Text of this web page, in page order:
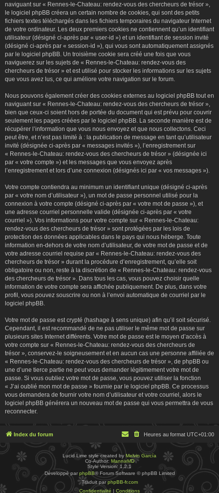
naviguant sur « Rennes-le-Chateau: rendez-vous des chercheurs de trésor »,
le logiciel phpBB créera un certain nombre de cookies, qui sont des petits
fichiers textes téléchargés dans les fichiers temporaires du navigateur Internet
de votre ordinateur. Les deux premiers cookies ne contiennent qu’un identifiant
utilisateur (désigné ci-après par « user-id ») et un identifiant de session invité
(désigné ci-après par « session-id »), qui vous sont automatiquement assignés
par le logiciel phpBB. Un troisième cookie sera créé une fois que vous
naviguerez sur les sujets de « Rennes-le-Chateau: rendez-vous des
chercheurs de trésor » et est utilisé pour stocker les informations sur les sujets
que vous avez lus, ce qui améliore votre navigation sur le forum.
Nous pouvons également créer des cookies externes au logiciel phpBB tout en
naviguant sur « Rennes-le-Chateau: rendez-vous des chercheurs de trésor »,
bien que ceux-ci soient hors de portée du document qui est prévu pour couvrir
seulement les pages créées par le logiciel phpBB. La seconde manière est de
récupérer l’information que vous nous envoyez et que nous collectons. Ceci
peut être, et n’est pas limité à : la publication de message en tant qu’utilisateur
invité (désignée ci-après par « messages invités »), l’enregistrement sur
« Rennes-le-Chateau: rendez-vous des chercheurs de trésor » (désignée ici
par « votre compte ») et les messages que vous envoyez après
l’enregistrement et lors d’une connexion (désignés ici par « vos messages »).
Votre compte contiendra au minimum un identifiant unique (désigné ci-après
par « votre nom d’utilisateur »), un mot de passe personnel utilisé pour la
connexion à votre compte (désigné ci-après par « votre mot de passe »), et
une adresse courriel personnelle valide (désignée ci-après par « votre
courriel »). Vos informations pour votre compte sur « Rennes-le-Chateau:
rendez-vous des chercheurs de trésor » sont protégées par les lois de
protection des données applicables dans le pays qui nous héberge. Toute
information en-dehors de votre nom d’utilisateur, de votre mot de passe et de
votre adresse courriel requise par « Rennes-le-Chateau: rendez-vous des
chercheurs de trésor » durant la procédure d’enregistrement, qu’elle soit
obligatoire ou non, reste à la discrétion de « Rennes-le-Chateau: rendez-vous
des chercheurs de trésor ». Dans tous les cas, vous pouvez choisir quelle
information de votre compte sera affichée publiquement. De plus, dans votre
profil, vous pouvez souscrire ou non à l’envoi automatique de courriel par le
logiciel phpBB.
Votre mot de passe est crypté (hashage à sens unique) afin qu’il soit sécurisé.
Cependant, il est recommandé de ne pas utiliser le même mot de passe sur
plusieurs sites Internet différents. Votre mot de passe est le moyen d’accès à
votre compte sur « Rennes-le-Chateau: rendez-vous des chercheurs de
trésor », conservez-le soigneusement et en aucun cas une personne affiliée de
« Rennes-le-Chateau: rendez-vous des chercheurs de trésor », de phpBB ou
une d’une tierce partie ne peut vous demander légitimement votre mot de
passe. Si vous oubliez votre mot de passe, vous pouvez utiliser la fonction
« J’ai oublié mon mot de passe » fournie par le logiciel phpBB. Ce processus
vous demandera de fournir votre nom d’utilisateur et votre courriel, alors le
logiciel phpBB générera un nouveau mot de passe qui vous permettra de vous
reconnecter.
Index du forum Heures au format UTC+01:00
Lucid Lime style created by Melvin García
Co-Author: MannixMD
Style Version: 1.2.1
Développé par phpBB® Forum Software © phpBB Limited
Traduit parphpBB-fr.com
Confidentialité | Conditions